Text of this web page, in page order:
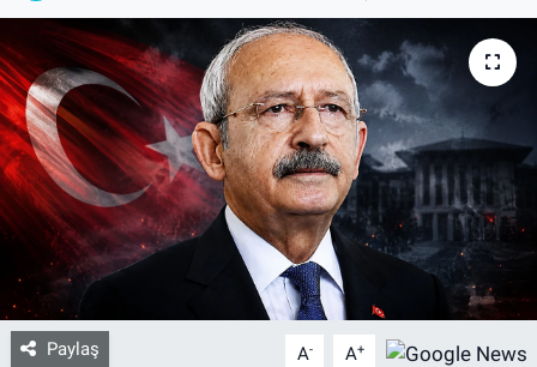
Paylaş A- A+
RESMİ İLANLAR
İLAN
Bize ulaşın
İletişim/Künye
Yaşam
Gözden Kaçmasın